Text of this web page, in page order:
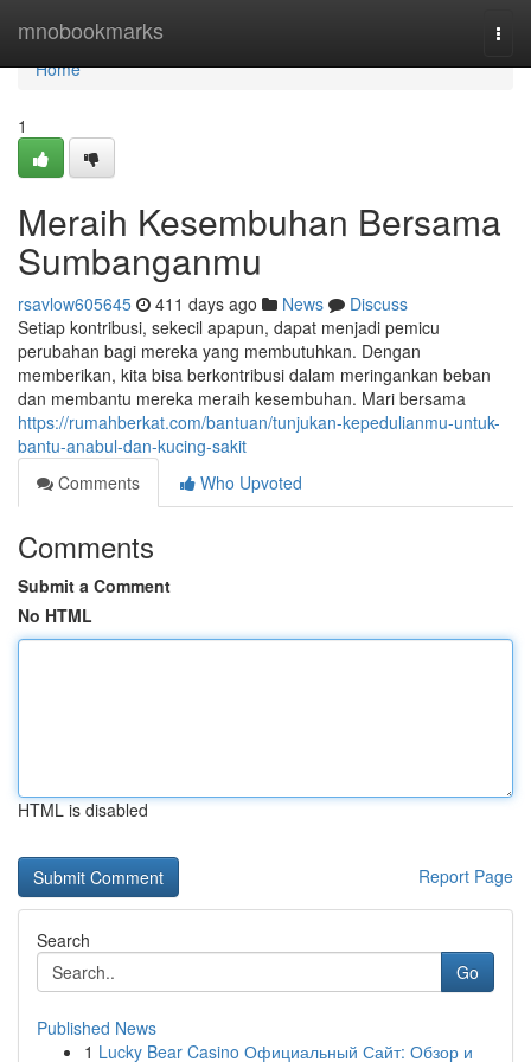
mnobookmarks
Home
Home
1
Meraih Kesembuhan Bersama
Sumbanganmu
rsavlow605645 411 days ago News
Discuss
Setiap kontribusi, sekecil apapun, dapat menjadi pemicu
perubahan bagi mereka yang membutuhkan. Dengan
memberikan, kita bisa berkontribusi dalam meringankan beban
dan membantu mereka meraih kesembuhan. Mari bersama
https://rumahberkat.com/bantuan/tunjukan-kepedulianmu-untuk-
bantu-anabul-dan-kucing-sakit
Comments
Who Upvoted
Comments
Submit a Comment
No HTML
HTML is disabled
Report Page
Search
Go
Published News
1 Lucky Bear Casino Официальный Сайт: Обзор и